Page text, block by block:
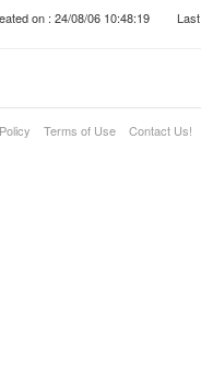
on : 24/08/06 10:48:19
Terms of Use Contact Us!